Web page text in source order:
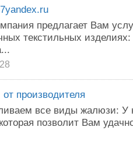
предлагает Вам
текстильных
производителя
все виды жалюзи: У
позволит Вам